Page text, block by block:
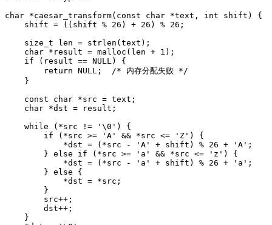
char *caesar_transform(const char *text, int shift) {
    shift = ((shift % 26) + 26) % 26;
    size_t len = strlen(text);
    char *result = malloc(len + 1);
    if (result == NULL) {
        return NULL;  /* 内存分配失败 */
    }
    const char *src = text;
    char *dst = result;
    while (*src != '\0') {
        if (*src >= 'A' && *src <= 'Z') {
            *dst = (*src - 'A' + shift) % 26 + 'A';
        } else if (*src >= 'a' && *src <= 'z') {
            *dst = (*src - 'a' + shift) % 26 + 'a';
        } else {
            *dst = *src;
        }
        src++;
        dst++;
    }